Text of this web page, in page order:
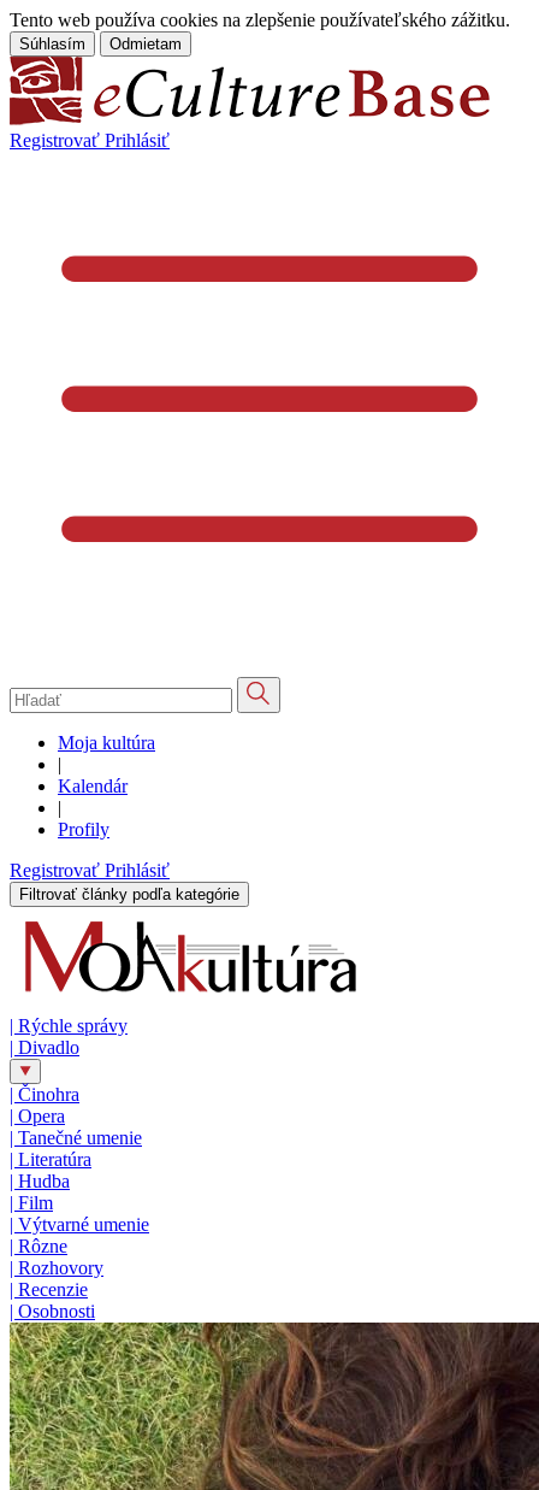
Tento web používa cookies na zlepšenie používateľského zážitku.
Súhlasím Odmietam
Registrovať Prihlásiť
Moja kultúra
|
Kalendár
|
Profily
Registrovať Prihlásiť
Filtrovať články podľa kategórie
| Rýchle správy
| Divadlo
| Činohra
| Opera
| Tanečné umenie
| Literatúra
| Hudba
| Film
| Výtvarné umenie
| Rôzne
| Rozhovory
| Recenzie
| Osobnosti